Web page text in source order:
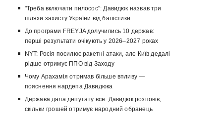
"Треба включати пилосос": Давидюк назвав три
шляхи захисту України від балістики
До програми FREYJA долучились 10 держав:
перші результати очікують у 2026–2027 роках
NYT: Росія посилює ракетні атаки, але Київ дедалі
рідше отримує ППО від Заходу
Чому Арахамія отримав більше впливу —
пояснення нардепа Давидюка
Держава дала депутату все: Давидюк розповів,
скільки грошей отримує народний обранець